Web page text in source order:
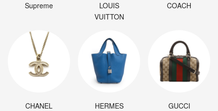
Supreme
LOUIS
VUITTON
COACH
CHANEL HERMES GUCCI